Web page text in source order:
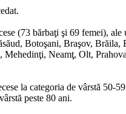
(73 bărbaţi şi 69 femei),
Botoşani, Braşov, Brăila,
Neamţ, Olt,
la categoria de vârstă 50-
peste 80 ani.